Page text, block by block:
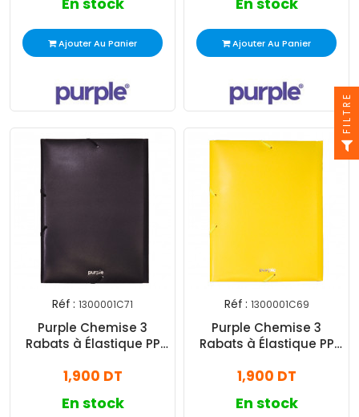
Ajouter Au Panier Ajouter Au Panier
Réf : 1300001C71
Purple Chemise 3
Rabats à Élastique PP
1,900 DT
En stock
Réf : 1300001C69
Purple Chemise 3
Rabats à Élastique PP
1,900 DT
En stock
FILTRE